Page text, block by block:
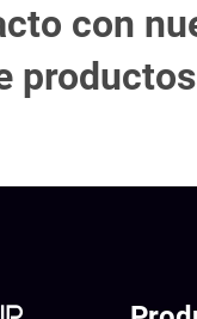
con